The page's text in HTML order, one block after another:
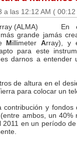
a las 12:12 AM (
En
grande jamás
MillimeterArray), y
para este
darnos a
de altura en el
para colocar un
y
ambos, un
en un período